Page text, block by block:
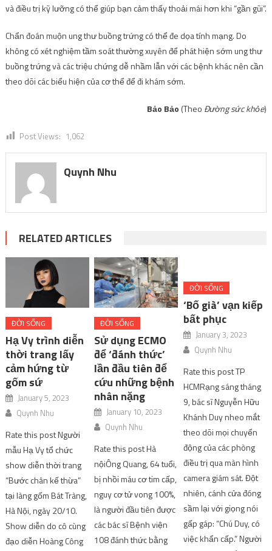
và điều trị kỹ lưỡng có thể giúp bạn cảm thấy thoải mái hơn khi “gần gũi”.
Chẩn đoán muộn ung thư buồng trứng có thể đe dọa tính mạng. Do
không có xét nghiệm tầm soát thường xuyên để phát hiện sớm ung thư
buồng trứng và các triệu chứng dễ nhầm lẫn với các bệnh khác nên cần
theo dõi các biểu hiện của cơ thể để đi khám sớm.
Bảo Bảo (Theo Đường sức khỏe)
Post Views: 1,062
Quynh Nhu
RELATED ARTICLES
ĐỜI SỐNG
Hạ Vy trình diễn
thời trang lấy
cảm hứng từ
gốm sứ
January 5, 2023
Quynh Nhu
Rate this post Người
mẫu Hạ Vy tổ chức
show diễn thời trang
“Bước chân kế thừa”
tại làng gốm Bát Tràng,
Hà Nội, ngày 20/10.
Show diễn do cô cùng
đạo diễn Hoàng Công
ĐỜI SỐNG
Sử dụng ECMO
để ‘đánh thức’
lần đầu tiên để
cứu những bệnh
nhân nặng
January 10, 2023
Quynh Nhu
Rate this post Hà
nộiÔng Quang, 64 tuổi,
bị nhồi máu cơ tim cấp,
nguy cơ tử vong 100%,
là người đầu tiên được
các bác sĩ Bệnh viện
108 đánh thức bằng
ĐỜI SỐNG
‘Bố già’ vạn kiếp
bất phục
January 3, 2023
Quynh Nhu
Rate this post TP
HCMRạng sáng tháng
9, bác sĩ Nguyễn Hữu
Khánh Duy nheo mắt
theo dõi mọi chuyển
động của các phòng
điều trị qua màn hình
camera giám sát. Đột
nhiên, cánh cửa đóng
sầm lại với giọng nói
gấp gáp: “Chú Duy, có
việc khẩn cấp.” Người